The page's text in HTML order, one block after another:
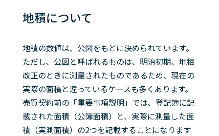
地積について
地積の数値は、公図をもとに決められています。
ただし、公図と呼ばれるものは、明治初期、地租
改正のときに測量されたものであるため、現在の
実際の面積と違っているケースも多くあります。
売買契約前の「重要事項説明」では、登記簿に記
載された面積（公簿面積）と、実際に測量した面
積（実測面積）の2つを記載することになります